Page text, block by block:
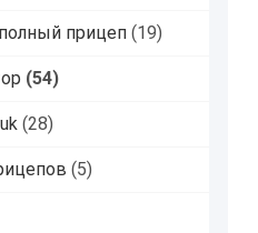
прицеп (19)
(54)
(28)
(5)